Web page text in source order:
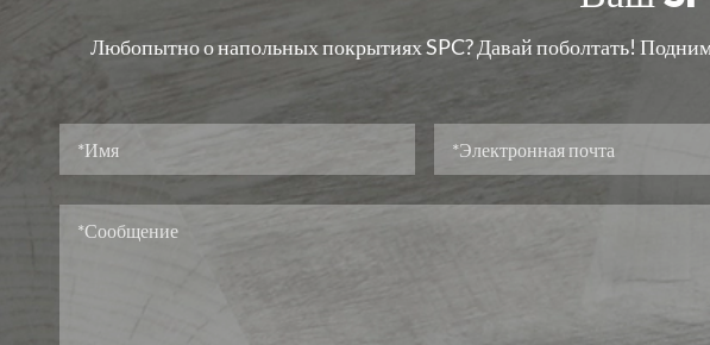
Любопытно о напольных покрытиях SPC? Давай поболтать!